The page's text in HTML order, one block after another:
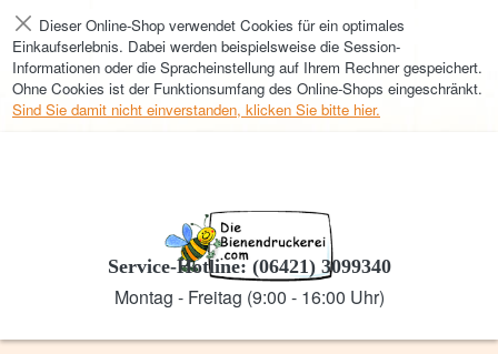
Schließen
Dieser Online-Shop verwendet Cookies für ein optimales
Einkaufserlebnis. Dabei werden beispielsweise die Session-
Informationen oder die Spracheinstellung auf Ihrem Rechner gespeichert.
Ohne Cookies ist der Funktionsumfang des Online-Shops eingeschränkt.
Sind Sie damit nicht einverstanden, klicken Sie bitte hier.
Service-Hotline: (06421) 3099340
Montag - Freitag (9:00 - 16:00 Uhr)